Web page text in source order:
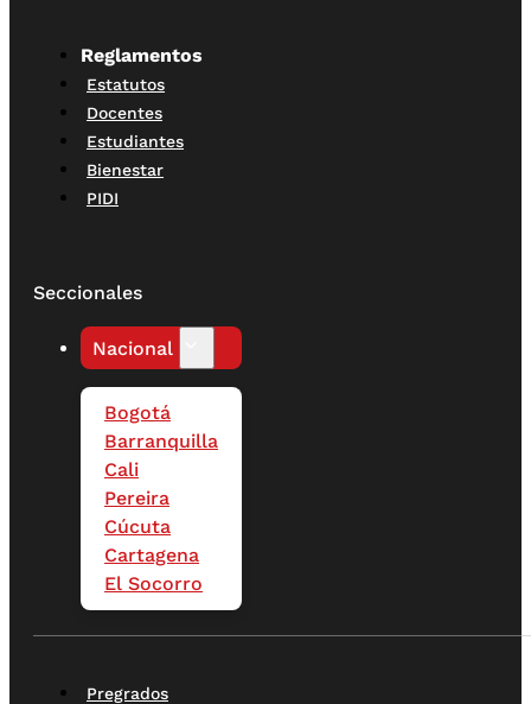
Reglamentos
Estatutos
Docentes
Estudiantes
Bienestar
PIDI
Seccionales
Nacional
Bogotá
Barranquilla
Cali
Pereira
Cúcuta
Cartagena
El Socorro
Pregrados